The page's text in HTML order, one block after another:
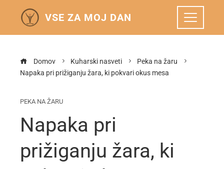
VSE ZA MOJ DAN
Domov Kuharski nasveti
Peka na žaru
Napaka pri prižiganju žara, ki pokvari okus mesa
PEKA NA ŽARU
Napaka pri
prižiganju žara, ki